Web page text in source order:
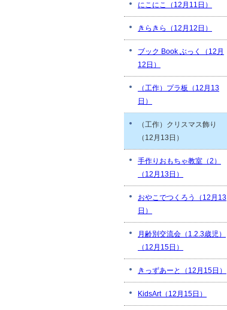
にこにこ（12月11日）
きらきら（12月12日）
ブック Book ぶっく（12月
12日）
（工作）プラ板（12月13
日）
（工作）クリスマス飾り
（12月13日）
手作りおもちゃ教室（2）
（12月13日）
おやこでつくろう（12月13
日）
月齢別交流会（1.2.3歳児）
（12月15日）
きっずあーと（12月15日）
KidsArt（12月15日）